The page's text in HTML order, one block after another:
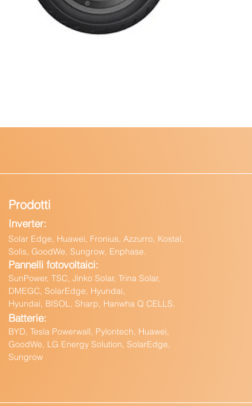
Prodotti
Inverter:
Solar Edge, Huawei, Fronius, Azzurro, Kostal,
Solis, GoodWe, Sungrow, Enphase.
Pannelli fotovoltaici:
SunPower, TSC, Jinko Solar, Trina Solar,
DMEGC, SolarEdge, Hyundai,
Hyundai, BISOL, Sharp, Hanwha Q CELLS.
Batterie:
BYD, Tesla Powerwall, Pylontech, Huawei,
GoodWe, LG Energy Solution, SolarEdge,
Sungrow